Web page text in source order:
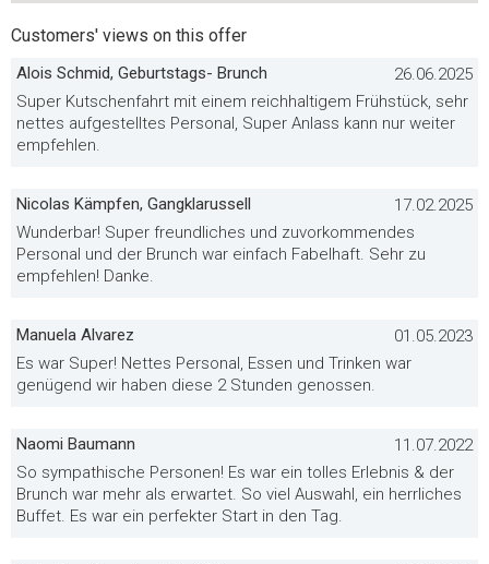
Customers' views on this offer
Alois Schmid, Geburtstags- Brunch
26.06.2025
Super Kutschenfahrt mit einem reichhaltigem Frühstück, sehr
nettes aufgestelltes Personal, Super Anlass kann nur weiter
empfehlen.
Nicolas Kämpfen, Gangklarussell
17.02.2025
Wunderbar! Super freundliches und zuvorkommendes
Personal und der Brunch war einfach Fabelhaft. Sehr zu
empfehlen! Danke.
Manuela Alvarez
01.05.2023
Es war Super! Nettes Personal, Essen und Trinken war
genügend wir haben diese 2 Stunden genossen.
Naomi Baumann
11.07.2022
So sympathische Personen! Es war ein tolles Erlebnis & der
Brunch war mehr als erwartet. So viel Auswahl, ein herrliches
Buffet. Es war ein perfekter Start in den Tag.